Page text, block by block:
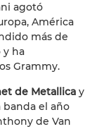
agotó
América
más de
y ha
Grammy.
de Metallica y
banda el año
de Van